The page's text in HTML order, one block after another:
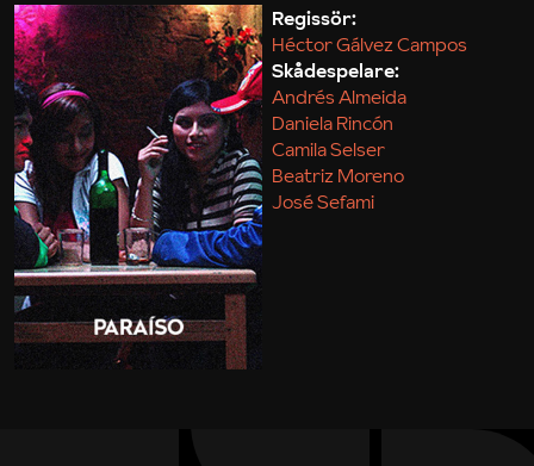
producerad med stöd från Göteborg International
Film Festival Fund.
Jannike Åhlund
Regissör:
Héctor Gálvez Campos
Skådespelare:
Andrés Almeida
Daniela Rincón
Camila Selser
Beatriz Moreno
José Sefami